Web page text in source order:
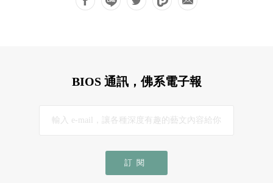
BIOS 通訊，佛系電子報
訂閱